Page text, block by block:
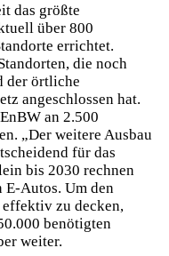
das größte
über 800
errichtet.
die noch
der örtliche
angeschlossen hat.
an 2.500
„Der weitere Ausbau
für das
bis 2030 rechnen
Autos. Um den
zu decken,
benötigten
weiter.